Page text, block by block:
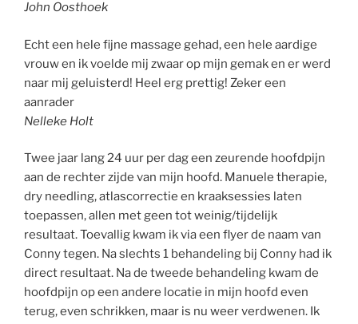
John Oosthoek
Echt een hele fijne massage gehad, een hele aardige
vrouw en ik voelde mij zwaar op mijn gemak en er werd
naar mij geluisterd! Heel erg prettig! Zeker een
aanrader
Nelleke Holt
Twee jaar lang 24 uur per dag een zeurende hoofdpijn
aan de rechter zijde van mijn hoofd. Manuele therapie,
dry needling, atlascorrectie en kraaksessies laten
toepassen, allen met geen tot weinig/tijdelijk
resultaat. Toevallig kwam ik via een flyer de naam van
Conny tegen. Na slechts 1 behandeling bij Conny had ik
direct resultaat. Na de tweede behandeling kwam de
hoofdpijn op een andere locatie in mijn hoofd even
terug, even schrikken, maar is nu weer verdwenen. Ik